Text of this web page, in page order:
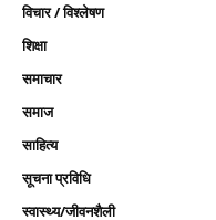
विचार / विश्लेषण
शिक्षा
समाचार
समाज
साहित्य
सूचना प्रविधि
स्वास्थ्य/जीवनशैली